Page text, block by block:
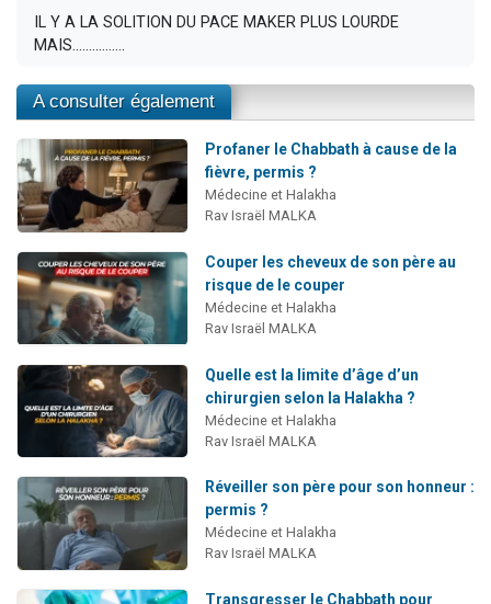
IL Y A LA SOLITION DU PACE MAKER PLUS LOURDE
MAIS................
A consulter également
Profaner le Chabbath à cause de la
fièvre, permis ?
Médecine et Halakha
Rav Israël MALKA
Couper les cheveux de son père au
risque de le couper
Médecine et Halakha
Rav Israël MALKA
Quelle est la limite d’âge d’un
chirurgien selon la Halakha ?
Médecine et Halakha
Rav Israël MALKA
Réveiller son père pour son honneur :
permis ?
Médecine et Halakha
Rav Israël MALKA
Transgresser le Chabbath pour